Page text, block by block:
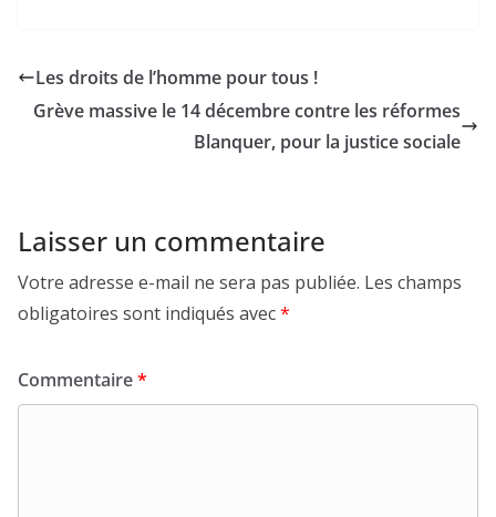
Les droits de l’homme pour tous !
Grève massive le 14 décembre contre les réformes
Blanquer, pour la justice sociale
Laisser un commentaire
Votre adresse e-mail ne sera pas publiée. Les champs
obligatoires sont indiqués avec*
Commentaire*